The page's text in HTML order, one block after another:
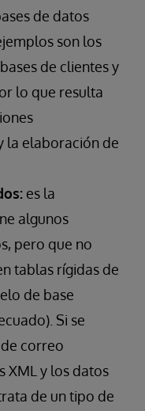
de datos
son los
de clientes y
lo que resulta
la elaboración de
es la
algunos
pero que no
tablas rígidas de
de base
Si se
correo
XML y los datos
de un tipo de